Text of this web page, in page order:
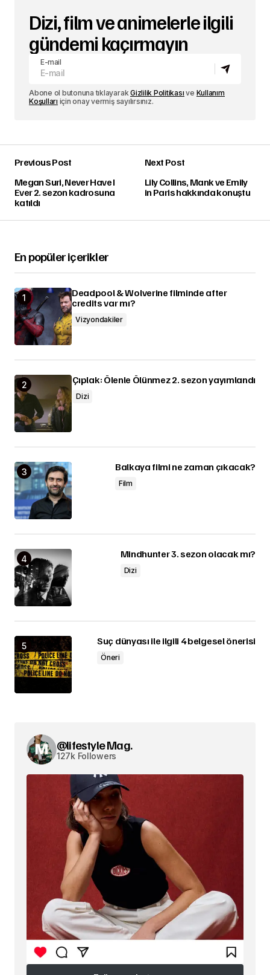
Dizi, film ve animelerle ilgili
gündemi kaçırmayın
E-mail
Abone ol butonuna tıklayarakGizlilik Politikası ve Kullanım
Koşulları için onay vermiş sayılırsınız.
Previous Post
Megan Suri, Never Have I
Ever 2. sezon kadrosuna
katıldı
Next Post
Lily Collins, Mank ve Emily
in Paris hakkında konuştu
En popüler içerikler
Deadpool & Wolverine filminde after
credits var mı?
Vizyondakiler
Çıplak: Ölenle Ölünmez 2. sezon yayımlandı
Dizi
Balkaya filmi ne zaman çıkacak?
Film
Mindhunter 3. sezon olacak mı?
Dizi
Suç dünyası ile ilgili 4 belgesel önerisi
Öneri
@lifestyle Mag.
127k Followers